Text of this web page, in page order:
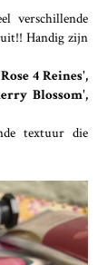
verschillende
Handig zijn
Rose 4 Reines',
Blossom',
textuur die